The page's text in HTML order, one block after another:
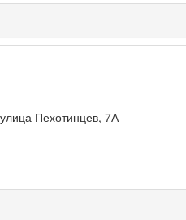
Пехотинцев, 7А